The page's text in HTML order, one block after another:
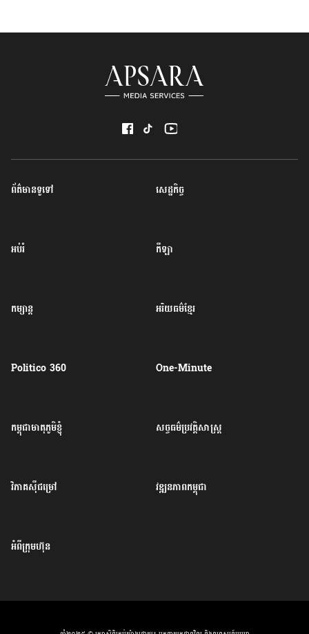
ព័ត៌មានទូទៅ សេដ្ឋកិច្ច
អប់រំ កីឡា
កម្សាន្ត អរិយធម៌ខ្មែរ
Politico 360 One-Minute
កម្ពុជាមាតុភូមិខ្ញុំ សច្ចធម៌ប្រវត្តិសាស្ត្រ
វិភាគសុីជម្រៅ វឌ្ឍនភាពកម្ពុជា
អំពីក្រុមហ៊ុន